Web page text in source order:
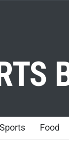
Sports Food